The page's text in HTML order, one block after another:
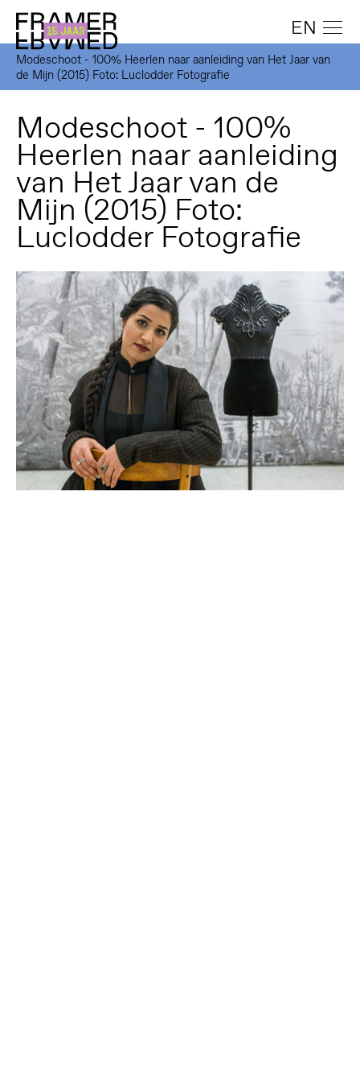
EN
Modeschoot - 100% Heerlen naar aanleiding van Het Jaar van
de Mijn (2015) Foto: Luclodder Fotografie
Modeschoot - 100%
Heerlen naar aanleiding
van Het Jaar van de
Mijn (2015) Foto:
Luclodder Fotografie